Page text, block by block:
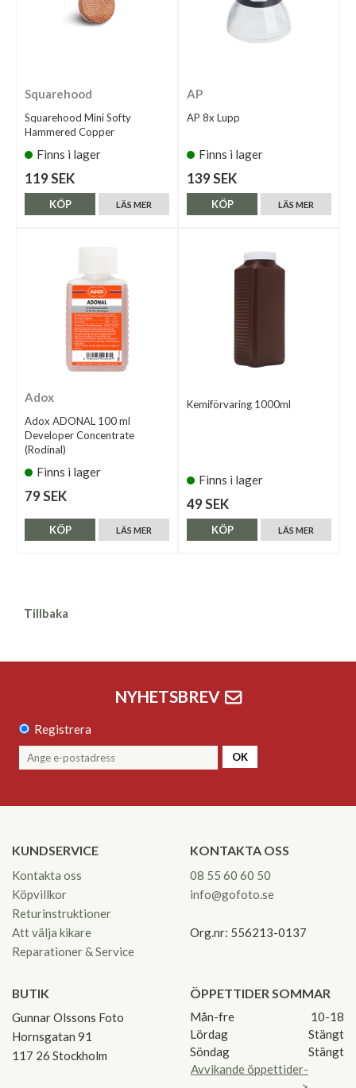
Squarehood
Squarehood Mini Softy
Hammered Copper
Finns i lager
119 SEK
LÄS MER
KÖP
AP
AP 8x Lupp
Finns i lager
139 SEK
LÄS MER
KÖP
Adox
Adox ADONAL 100 ml
Developer Concentrate
(Rodinal)
Finns i lager
79 SEK
LÄS MER
KÖP
Kemiförvaring 1000ml
Finns i lager
49 SEK
LÄS MER
KÖP
Tillbaka
NYHETSBREV
Registrera
OK
KUNDSERVICE
Kontakta oss
Köpvillkor
Returinstruktioner
Att välja kikare
Reparationer & Service
KONTAKTA OSS
08 55 60 60 50
info@gofoto.se
Org.nr: 556213-0137
BUTIK
Gunnar Olssons Foto
Hornsgatan 91
117 26 Stockholm
ÖPPETTIDER SOMMAR
Mån-fre
10-18
Lördag
Stängt
Söndag
Stängt
Avvikande öppettider-